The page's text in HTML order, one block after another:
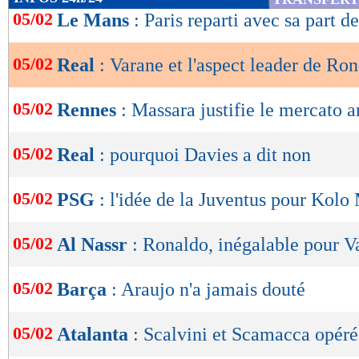
de
OK
05/02 Le Mans : Paris reparti avec sa part
05/02 Real : Varane et l'aspect leader de
05/02 Rennes : Massara justifie le mercato
05/02 Real : pourquoi Davies a dit non
05/02 PSG : l'idée de la Juventus pour Kolo
05/02 Al Nassr : Ronaldo, inégalable pour
05/02 Barça : Araujo n'a jamais douté
05/02 Atalanta : Scalvini et Scamacca